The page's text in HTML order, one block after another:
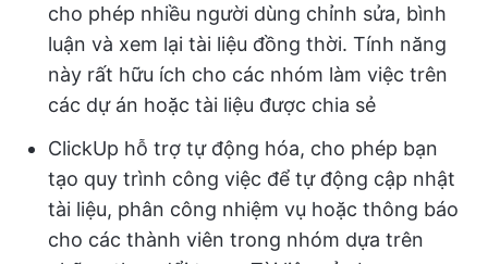
cho phép nhiều người dùng chỉnh sửa, bình
luận và xem lại tài liệu đồng thời. Tính năng
này rất hữu ích cho các nhóm làm việc trên
các dự án hoặc tài liệu được chia sẻ
ClickUp hỗ trợ tự động hóa, cho phép bạn
tạo quy trình công việc để tự động cập nhật
tài liệu, phân công nhiệm vụ hoặc thông báo
cho các thành viên trong nhóm dựa trên